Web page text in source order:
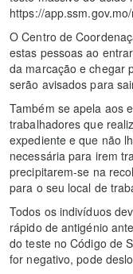
https://
O Centro de
estas pessoas ao
da marcação e chegar
serão avisados para
Também se apela aos
trabalhadores que
expediente e que não
necessária para irem
precipitarem-se na
para o seu local de
Todos os indivíduos
rápido de antigénio
do teste no Código de
for negativo, pode